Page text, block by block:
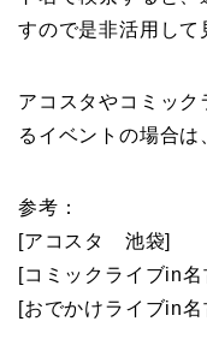
すので是非活用し
アコスタやコミッ
るイベントの場合は
参考：
[アコスタ 池袋]
[コミックライブin
[おでかけライブin